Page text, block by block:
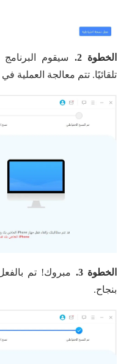
الخطوة 2.
سيقوم
تلقائيًا. تتم معالجة العملية
الخطوة 3.
مبروك! تم
بنجاح.